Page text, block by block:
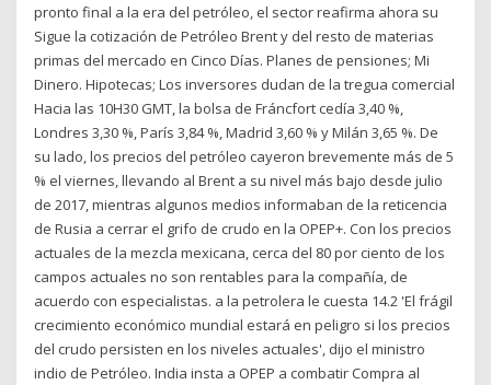
pronto final a la era del petróleo, el sector reafirma ahora su
Sigue la cotización de Petróleo Brent y del resto de materias
primas del mercado en Cinco Días. Planes de pensiones; Mi
Dinero. Hipotecas; Los inversores dudan de la tregua comercial
Hacia las 10H30 GMT, la bolsa de Fráncfort cedía 3,40 %,
Londres 3,30 %, París 3,84 %, Madrid 3,60 % y Milán 3,65 %. De
su lado, los precios del petróleo cayeron brevemente más de 5
% el viernes, llevando al Brent a su nivel más bajo desde julio
de 2017, mientras algunos medios informaban de la reticencia
de Rusia a cerrar el grifo de crudo en la OPEP+. Con los precios
actuales de la mezcla mexicana, cerca del 80 por ciento de los
campos actuales no son rentables para la compañía, de
acuerdo con especialistas. a la petrolera le cuesta 14.2 'El frágil
crecimiento económico mundial estará en peligro si los precios
del crudo persisten en los niveles actuales', dijo el ministro
indio de Petróleo. India insta a OPEP a combatir Compra al